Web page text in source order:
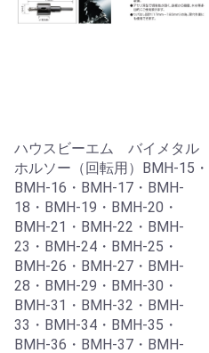
ハウスビーエム バイメタル
ホルソー（回転用）BMH-15・
BMH-16・BMH-17・BMH-
18・BMH-19・BMH-20・
BMH-21・BMH-22・BMH-
23・BMH-24・BMH-25・
BMH-26・BMH-27・BMH-
28・BMH-29・BMH-30・
BMH-31・BMH-32・BMH-
33・BMH-34・BMH-35・
BMH-36・BMH-37・BMH-